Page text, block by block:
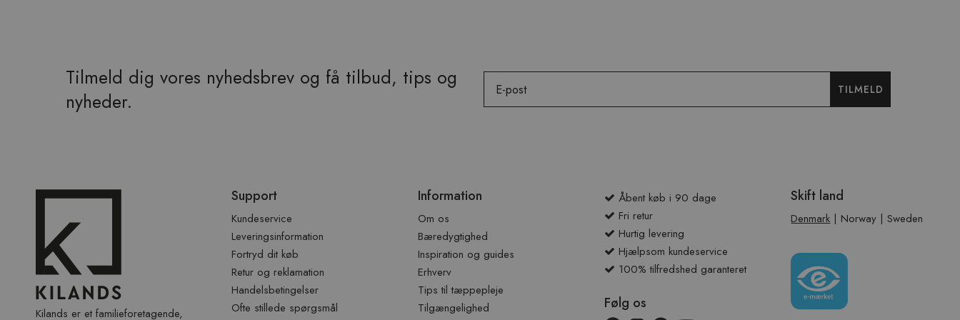
Tilmeld dig vores nyhedsbrev og få tilbud, tips og
nyheder.
TILMELD
over
Kilands er et familieforetagende,
Support
Kundeservice
Leveringsinformation
Fortryd dit køb
Retur og reklamation
Handelsbetingelser
Ofte stillede spørgsmål
Information
Om os
Bæredygtighed
Inspiration og guides
Erhverv
Tips til tæppepleje
Tilgængelighed
Åbent køb i 90 dage
Fri retur
Hurtig levering
Hjælpsom kundeservice
100% tilfredshed garanteret
Følg os
Skift land
Denmark | Norway |Sweden